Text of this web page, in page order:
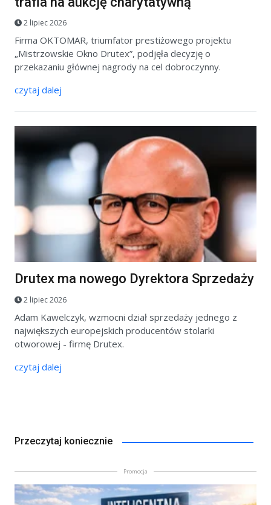
2 lipiec 2026
Firma OKTOMAR, triumfator prestiżowego projektu
„Mistrzowskie Okno Drutex”, podjęła decyzję o
przekazaniu głównej nagrody na cel dobroczynny.
czytaj dalej
Drutex ma nowego Dyrektora Sprzedaży
2 lipiec 2026
Adam Kawelczyk, wzmocni dział sprzedaży jednego z
największych europejskich producentów stolarki
otworowej - firmę Drutex.
czytaj dalej
Przeczytaj koniecznie
Promocja